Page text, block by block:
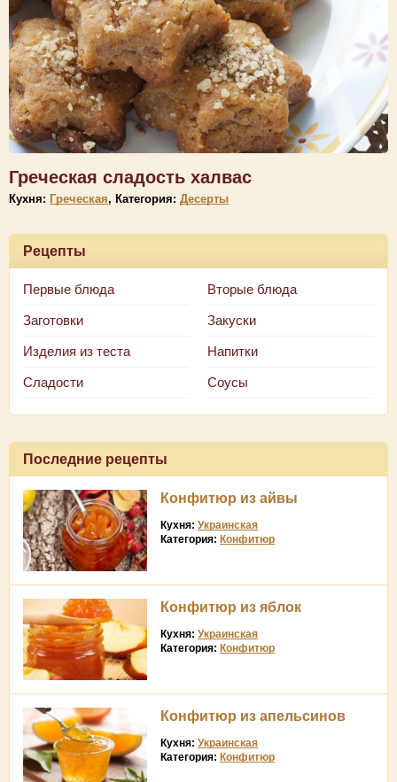
Греческая сладость халвас
Кухня: Греческая, Категория: Десерты
Рецепты
Первые блюда Вторые блюда
Заготовки Закуски
Изделия из теста Напитки
Сладости Соусы
Последние рецепты
Конфитюр из айвы
Кухня: Украинская
Категория: Конфитюр
Конфитюр из яблок
Кухня: Украинская
Категория: Конфитюр
Конфитюр из апельсинов
Кухня: Украинская
Категория: Конфитюр